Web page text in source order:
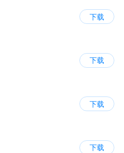
下载
下载
下载
下载